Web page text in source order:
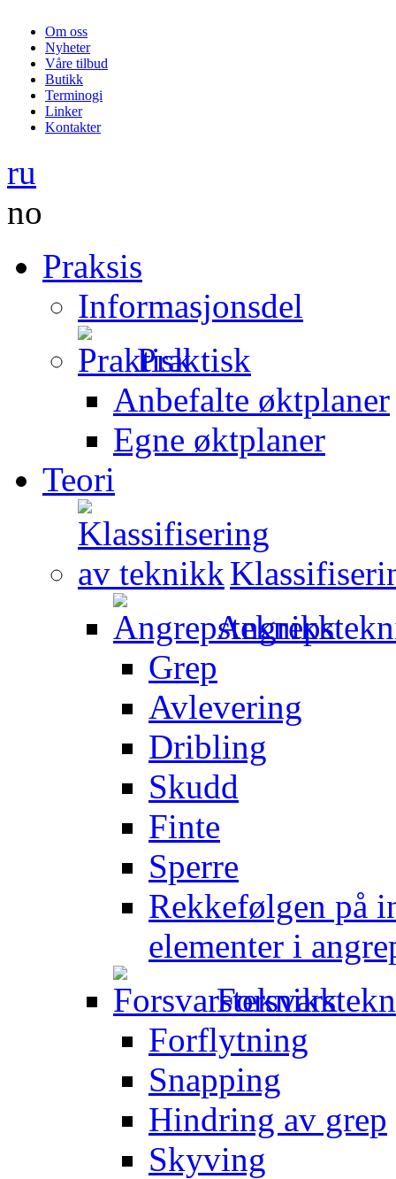
Om oss
Nyheter
Våre tilbud
Butikk
Terminogi
Linker
Kontakter
ru
no
Praksis
Informasjonsdel
Praktisk
Anbefalte øktplaner
Egne øktplaner
Teori
Grep
Avlevering
Dribling
Skudd
Finte
Sperre
Rekkefølgen på
elementer i
Forflytning
Snapping
Hindring av grep
Skyving